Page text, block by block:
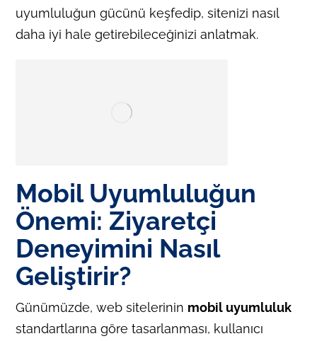
uyumluluğun gücünü keşfedip, sitenizi nasıl
daha iyi hale getirebileceğinizi anlatmak.
Mobil Uyumluluğun
Önemi: Ziyaretçi
Deneyimini Nasıl
Geliştirir?
Günümüzde, web sitelerinin mobil uyumluluk
standartlarına göre tasarlanması, kullanıcı